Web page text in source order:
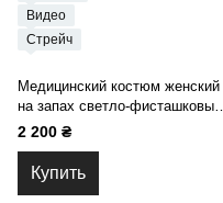
Видео
Стрейч
Медицинский костюм женский
на запах светло-фисташковый
26-01
2 200 ₴
Купить